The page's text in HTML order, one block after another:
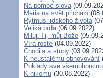
Na pomoc slova
Maria na svět přichází
Rytmus lidského života
Veliká bída(06.09.2022)
Miluji Ti, můj Bože
Víra roste (04.09.2022)
Chodila a stopy
K neustálému obnovování
Poklady své
K nikomu (30.08.2022)